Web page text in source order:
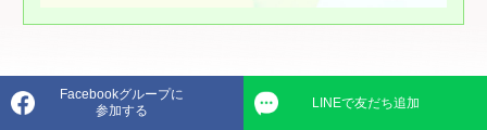
Facebookグループに
参加する
LINEで友だち追加